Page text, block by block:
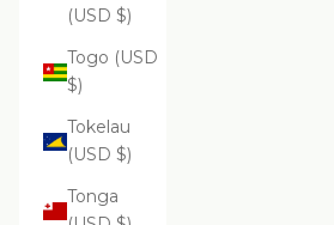
(USD $)
Togo (USD
$)
Tokelau
(USD $)
Tonga